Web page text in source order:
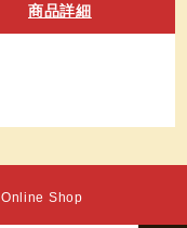
商品詳細
Online Shop